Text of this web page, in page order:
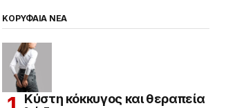
ΚΟΡΥΦΑΙΑ ΝΕΑ
Κύστη κόκκυγος και θεραπεία